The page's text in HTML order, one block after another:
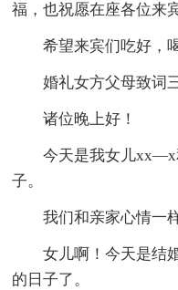
福，也祝愿在座各位来
希望来宾们吃好，
婚礼女方父母致词
诸位晚上好！
今天是我女儿
子。
我们和亲家心情一
女儿啊！今天是结
的日子了。